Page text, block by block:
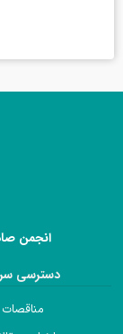
انجمن
دسترسی
مناقصات